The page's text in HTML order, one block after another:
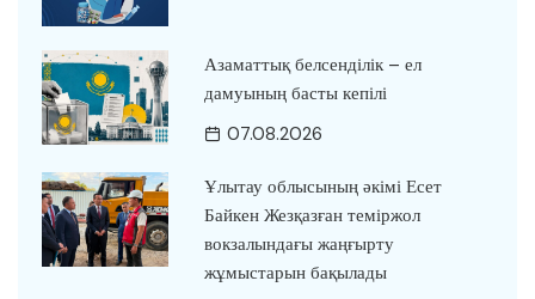
Азаматтық белсенділік – ел
дамуының басты кепілі
07.08.2026
Ұлытау облысының әкімі Есет
Байкен Жезқазған теміржол
вокзалындағы жаңғырту
жұмыстарын бақылады